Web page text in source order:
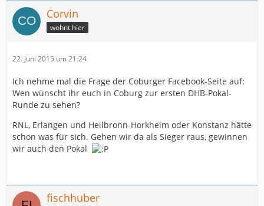
Corvin
wohnt hier
22. Juni 2015 um 21:24
Ich nehme mal die Frage der Coburger Facebook-Seite auf:
Wen wünscht ihr euch in Coburg zur ersten DHB-Pokal-
Runde zu sehen?
RNL, Erlangen und Heilbronn-Horkheim oder Konstanz hätte
schon was für sich. Gehen wir da als Sieger raus, gewinnen
wir auch den Pokal
fischhuber